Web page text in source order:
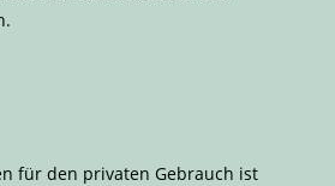
für den privaten Gebrauch ist